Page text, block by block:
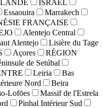
ISRAEL
Essaouira
Marrakech
FRANÇAISE
Alentejo Central
Alentejo
Lisière du Tage
Açores
RÉGION
de Setúbal
Leiria
Bas
Nord
Beira
Lofōes
Massif de l'Estrela
Pinhal Intérieur Sud